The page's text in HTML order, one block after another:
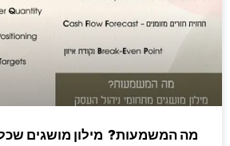
מה המשמעות? מילון מושגים